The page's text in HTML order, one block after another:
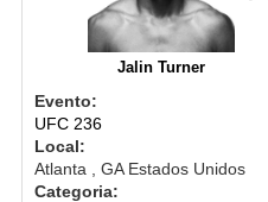
Jalin Turner
Evento:
UFC 236
Local:
Atlanta , GA Estados Unidos
Categoria: